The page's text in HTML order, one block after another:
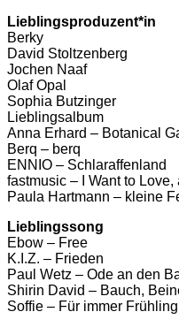
Lieblingsproduzent*in
Berky
David Stoltzenberg
Jochen Naaf
Olaf Opal
Sophia Butzinger
Lieblingsalbum
Anna Erhard – Botanical
Berq – berq
ENNIO – Schlaraffenland
fastmusic – I Want to Love,
Paula Hartmann – kleine
Lieblingssong
Ebow – Free
K.I.Z. – Frieden
Paul Wetz – Ode an den
Shirin David – Bauch,
Soffie – Für immer Frühling